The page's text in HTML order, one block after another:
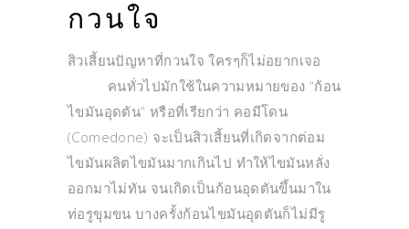
กวนใจ
สิวเสี้ยนปัญหาที่กวนใจ ใครๆก็ไม่อยากเจอ
คนทั่วไปมักใช้ในความหมายของ “ก้อน
ไขมันอุดตัน” หรือที่เรียกว่า คอมีโดน
(Comedone) จะเป็นสิวเสี้ยนที่เกิดจากต่อม
ไขมันผลิตไขมันมากเกินไป ทำให้ไขมันหลั่ง
ออกมาไม่ทัน จนเกิดเป็นก้อนอุดตันขึ้นมาใน
ท่อรูขุมขน บางครั้งก้อนไขมันอุดตันก็ไม่มีรู